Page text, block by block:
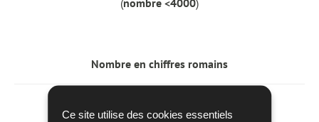
Ce site utilise des cookies essentiels
(nombre <4000)
Nombre en chiffres romains